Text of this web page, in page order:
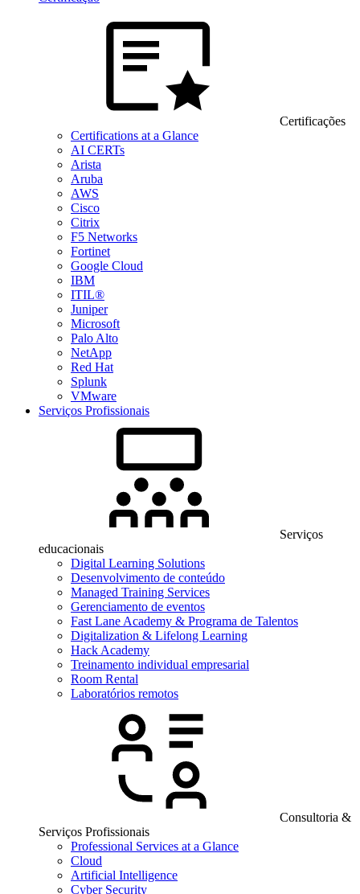
Certificações
Certifications at a Glance
AI CERTs
Arista
Aruba
AWS
Cisco
Citrix
F5 Networks
Fortinet
Google Cloud
IBM
ITIL®
Juniper
Microsoft
Palo Alto
NetApp
Red Hat
Splunk
VMware
Serviços Profissionais
Serviços
educacionais
Digital Learning Solutions
Desenvolvimento de conteúdo
Managed Training Services
Gerenciamento de eventos
Fast Lane Academy & Programa de Talentos
Digitalization & Lifelong Learning
Hack Academy
Treinamento individual empresarial
Room Rental
Laboratórios remotos
Consultoria &
Serviços Profissionais
Professional Services at a Glance
Cloud
Artificial Intelligence
Cyber Security